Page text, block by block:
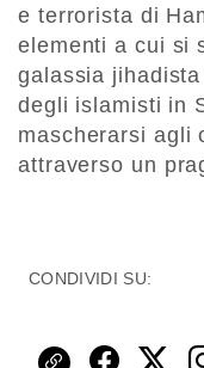
e terrorista di
elementi a cui si
galassia
degli islamisti in
mascherarsi agli
attraverso un
CONDIVIDI SU: